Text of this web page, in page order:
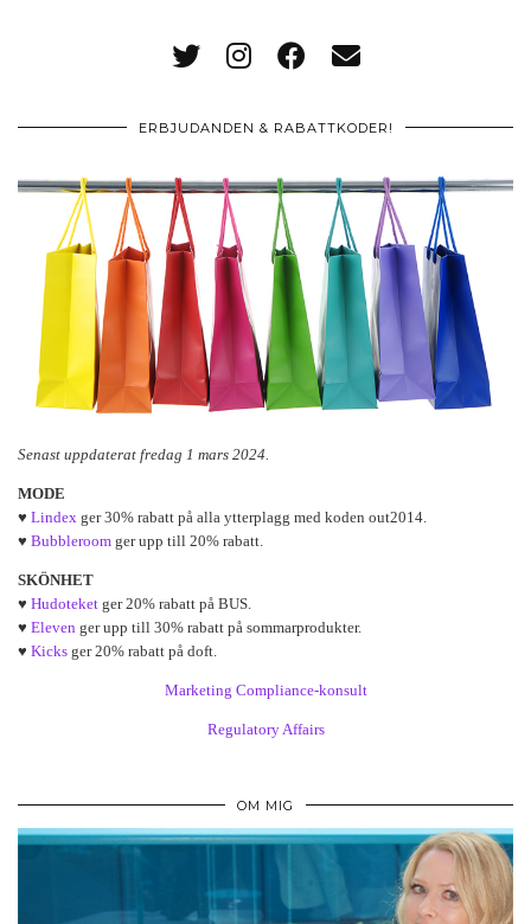
ERBJUDANDEN & RABATTKODER!
Senast uppdaterat fredag 1 mars 2024.
MODE
♥ Lindex ger 30% rabatt på alla ytterplagg med koden out2014.
♥ Bubbleroom ger upp till 20% rabatt.
SKÖNHET
♥ Hudoteket ger 20% rabatt på BUS.
♥ Eleven ger upp till 30% rabatt på sommarprodukter.
♥ Kicks ger 20% rabatt på doft.
Marketing Compliance-konsult
Regulatory Affairs
OM MIG